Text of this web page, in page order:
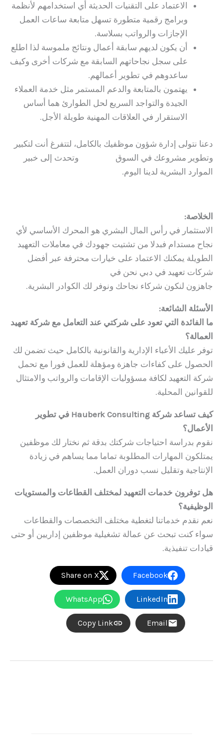
الاعتماد على التقنيات الحديثة أي استخدامهم لأنظمة
وبرامج رقمية متطورة تسهل متابعة ساعات العمل
الإجازات والرواتب بسلاسة.
أن يكون لديهم سابقة أعمال ونتائج ملموسة لذا اطلع
على سجل نجاحاتهم السابقة مع شركات أخرى وكيف
ساعدوهم في تطوير أعمالهم.
يهتمون بالمتابعة والدعم المستمر مثل خدمة العملاء
الجيدة والتواجد السريع لحل الطوارئ هما أساس
الاستقرار في العلاقات المهنية طويلة الأجل.
دعنا نتولى إدارة شؤون موظفيك بالكامل، لتتفرغ أنت لتكبير
وتطوير مشروعك في السوق
وتحدث إلى خبير
الموارد البشرية لدينا اليوم.
الخلاصة:
الاستثمار في رأس المال البشري هو المحرك الأساسي لأي
نجاح مستدام فبدلا من تشتيت جهودك في معاملات التعهيد
الطويلة يمكنك الاعتماد على خيارات محترفة عبر أفضل
شركات تعهيد في دبي نحن في
جاهزون لنكون شركاء نجاحك ونوفر لك الكوادر البشرية.
الأسئلة الشائعة:
ما الفائدة التي تعود على شركتي عند التعامل مع شركة تعهيد
العمالة؟
توفر عليك الأعباء الإدارية والقانونية بالكامل حيث تضمن لك
الحصول على كفاءات جاهزة ومؤهلة للعمل فورا مع تحمل
شركة التعهيد لكافة مسؤوليات الإقامات والرواتب والامتثال
للقوانين المحلية.
كيف تساعد شركة Hauberk Consulting في تطوير
الأعمال؟
نقوم بدراسة احتياجات شركتك بدقة ثم نختار لك موظفين
يمتلكون المهارات المطلوبة تماما مما يساهم في زيادة
الإنتاجية وتقليل نسب دوران العمل.
هل توفرون خدمات التعهيد لمختلف القطاعات والمستويات
الوظيفية؟
نعم نقدم خدماتنا لتغطية مختلف التخصصات والقطاعات
سواء كنت تبحث عن عمالة تشغيلية موظفين إداريين أو حتى
قيادات تنفيذية.
Facebook
Share on X
LinkedIn
WhatsApp
Email
Copy Link